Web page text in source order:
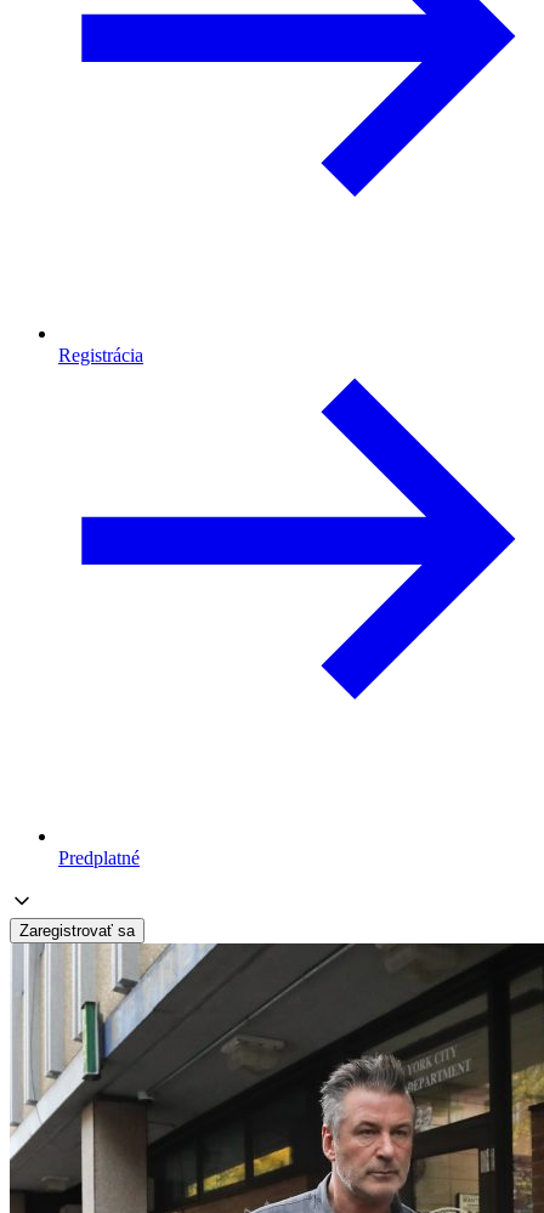
Registrácia
Predplatné
Zaregistrovať sa